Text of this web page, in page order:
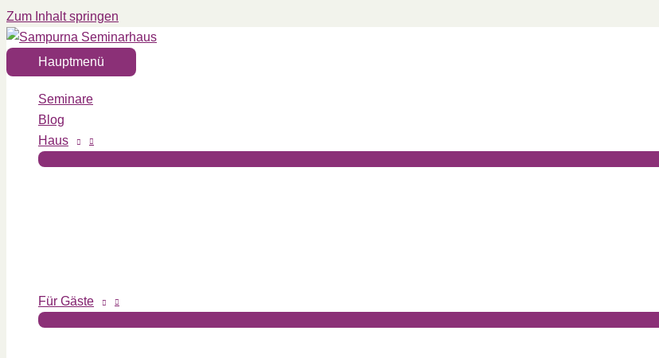
Zum Inhalt springen
Hauptmenü
Seminare
Blog
Haus
Für Gäste